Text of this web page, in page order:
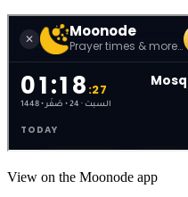
View on the Moonode app